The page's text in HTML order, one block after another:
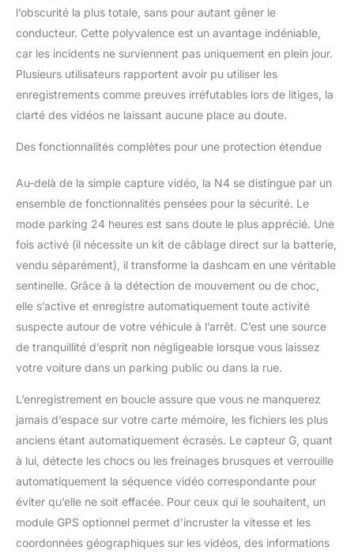
l’obscurité la plus totale, sans pour autant gêner le
conducteur. Cette polyvalence est un avantage indéniable,
car les incidents ne surviennent pas uniquement en plein jour.
Plusieurs utilisateurs rapportent avoir pu utiliser les
enregistrements comme preuves irréfutables lors de litiges, la
clarté des vidéos ne laissant aucune place au doute.
Des fonctionnalités complètes pour une protection étendue
Au-delà de la simple capture vidéo, la N4 se distingue par un
ensemble de fonctionnalités pensées pour la sécurité. Le
mode parking 24 heures est sans doute le plus apprécié. Une
fois activé (il nécessite un kit de câblage direct sur la batterie,
vendu séparément), il transforme la dashcam en une véritable
sentinelle. Grâce à la détection de mouvement ou de choc,
elle s’active et enregistre automatiquement toute activité
suspecte autour de votre véhicule à l’arrêt. C’est une source
de tranquillité d’esprit non négligeable lorsque vous laissez
votre voiture dans un parking public ou dans la rue.
L’enregistrement en boucle assure que vous ne manquerez
jamais d’espace sur votre carte mémoire, les fichiers les plus
anciens étant automatiquement écrasés. Le capteur G, quant
à lui, détecte les chocs ou les freinages brusques et verrouille
automatiquement la séquence vidéo correspondante pour
éviter qu’elle ne soit effacée. Pour ceux qui le souhaitent, un
module GPS optionnel permet d’incruster la vitesse et les
coordonnées géographiques sur les vidéos, des informations